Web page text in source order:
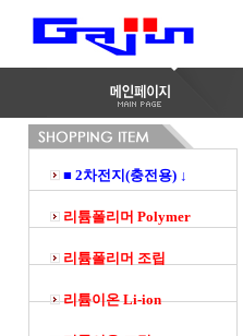
■ 2차전지(충전용) ↓
리튬폴리머 Polymer
리튬폴리머 조립
리튬이온 Li-ion